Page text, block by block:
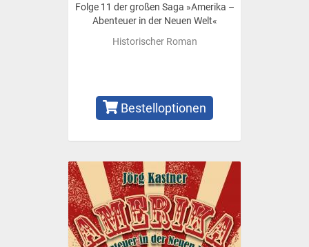
Folge 11 der großen Saga »Amerika –
Abenteuer in der Neuen Welt«
Historischer Roman
Bestelloptionen